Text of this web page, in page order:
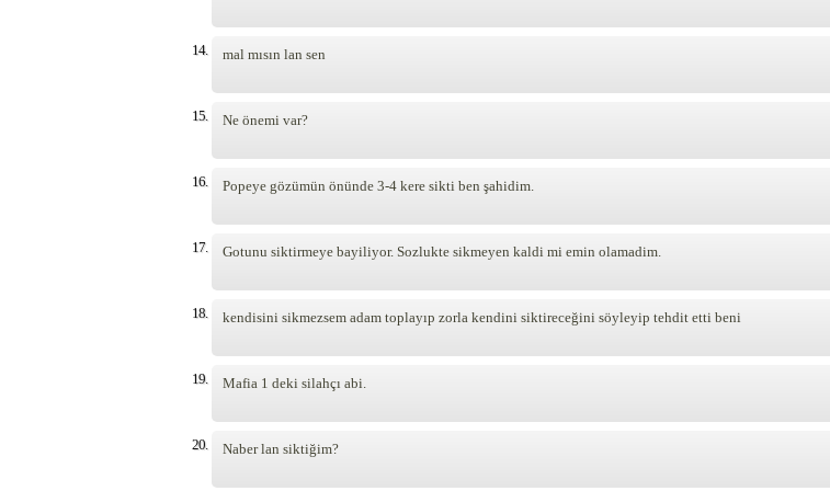
14. mal mısın lan sen
15. Ne önemi var?
16. Popeye gözümün önünde 3-4 kere sikti ben şahidim.
17. Gotunu siktirmeye bayiliyor. Sozlukte sikmeyen kaldi mi emin olamadim.
18. kendisini sikmezsem adam toplayıp zorla kendini siktireceğini söyleyip tehdit etti beni
19. Mafia 1 deki silahçı abi.
20. Naber lan siktiğim?